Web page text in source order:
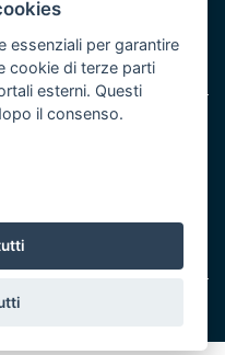
POR Puglia 2014/2020 -
essenziali per garantire
cookie di terze parti
esterni. Questi
il consenso.